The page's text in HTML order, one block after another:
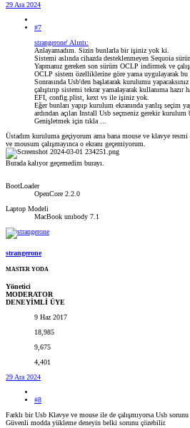
29 Ara 2024
#7
strangerone' Alıntı:
Anlayamadım. Sizin bunlarla bir işiniz yok ki.
Sistemi aslında cihazda desteklenmeyen Sequoia
Yapmanız gereken son sürüm OCLP indirmek ve
OCLP sistem özelliklerine göre yama uygulayarak bu
Sonrasında Usb'den başlatarak kurulumu
çalıştırıp sistemi tekrar yamalayarak kullanıma hazır
EFI, config.plist, kext vs ile işiniz yok.
Eğer bunları yapıp kurulum ekranında yanlış seçim
ardından açılan Install Usb seçmeniz gerekir kurulum
Genişletmek için tıkla ...
Üstadım kuruluma geçiyorum ama bana mouse ve klavye
ve mousum çalışmayınca o ekranı geçemiyorum.
Burada kalıyor geçemedim burayı.
BootLoader
OpenCore 2.2.0
Laptop Modeli
MacBook unıbody 7.1
strangerone
MASTER YODA
Yönetici
MODERATOR
DENEYİMLİ ÜYE
9 Haz 2017
18,985
9,675
4,401
29 Ara 2024
#8
Farklı bir Usb Klavye ve mouse ile de çalışmıyorsa Usb
Güvenli modda yükleme deneyin belki sorunu çözebilir.